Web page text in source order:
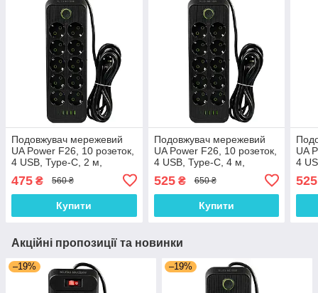
Подовжувач мережевий
UA Power F26, 10 розеток,
4 USB, Type-C, 2 м,
475 ₴ 560 ₴
Купити
Подовжувач мережевий
UA Power F26, 10 розеток,
4 USB, Type-C, 4 м,
525₴ 650 ₴
Купити
UA
4
525
Акційні пропозиції та новинки
–19% –19%